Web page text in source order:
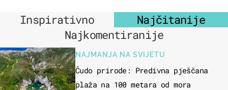
Inspirativno
Najčitanije
Najkomentiranije
NAJMANJA NA SVIJETU
Čudo prirode: Predivna pješčana
plaža na 100 metara od mora